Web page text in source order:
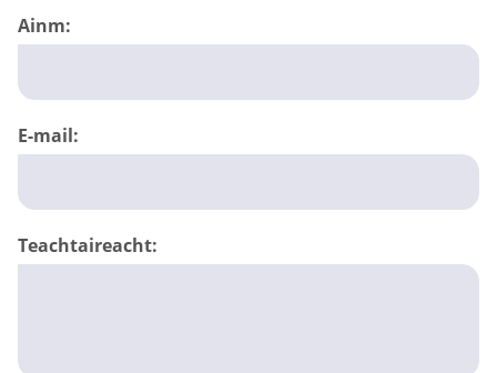
Ainm:
E-mail:
Teachtaireacht: